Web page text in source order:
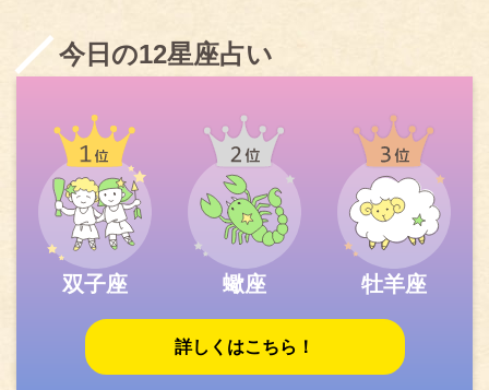
今日の12星座占い
双子座 蠍座 牡羊座
詳しくはこちら！